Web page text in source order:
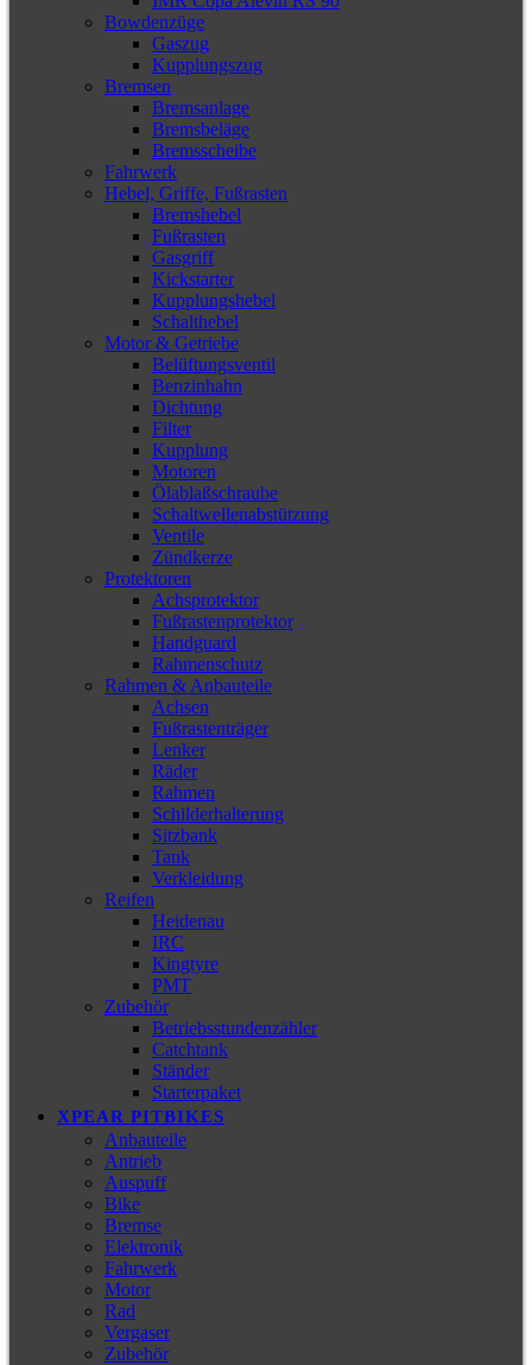
Bowdenzüge
Gaszug
Kupplungszug
Bremsen
Bremsanlage
Bremsbeläge
Bremsscheibe
Fahrwerk
Hebel, Griffe, Fußrasten
Bremshebel
Fußrasten
Gasgriff
Kickstarter
Kupplungshebel
Schalthebel
Motor & Getriebe
Belüftungsventil
Benzinhahn
Dichtung
Filter
Kupplung
Motoren
Ölablaßschraube
Schaltwellenabstützung
Ventile
Zündkerze
Protektoren
Achsprotektor
Fußrastenprotektor
Handguard
Rahmenschutz
Rahmen & Anbauteile
Achsen
Fußrastenträger
Lenker
Räder
Rahmen
Schilderhalterung
Sitzbank
Tank
Verkleidung
Reifen
Heidenau
IRC
Kingtyre
PMT
Zubehör
Betriebsstundenzähler
Catchtank
Ständer
Starterpaket
XPEAR PITBIKES
Anbauteile
Antrieb
Auspuff
Bike
Bremse
Elektronik
Fahrwerk
Motor
Rad
Vergaser
Zubehör